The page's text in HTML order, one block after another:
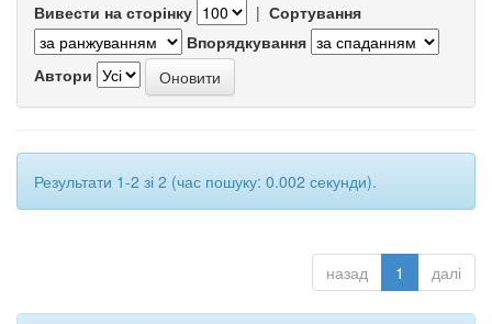
Вивести на сторінку | Сортування
Впорядкування
Автори
Результати 1-2 зі 2 (час пошуку: 0.002 секунди).
назад 1 далі